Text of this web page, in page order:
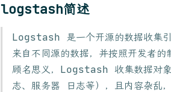
logstash简述
Logstash 是一个开源的数据收集引
来自不同源的数据，并按照开发者的
顾名思义，Logstash 收集数据对象
志、服务器 日志等），且内容杂乱